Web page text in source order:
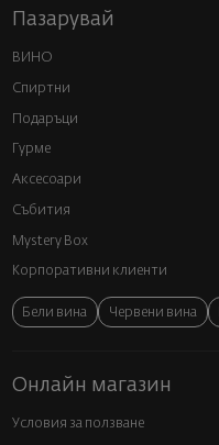
Пазарувай
ВИНО
Спиртни
Подаръци
Гурме
Аксесоари
Събития
Mystery Box
Корпоративни клиенти
Бели вина Червени вина
Онлайн магазин
Условия за ползване